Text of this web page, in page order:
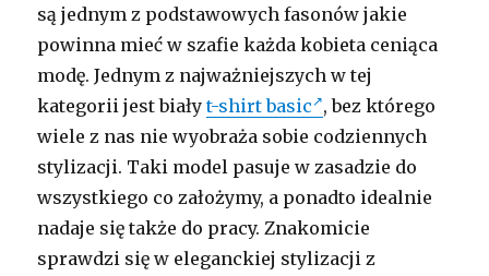
są jednym z podstawowych fasonów jakie
powinna mieć w szafie każda kobieta ceniąca
modę. Jednym z najważniejszych w tej
kategorii jest białyt-shirt basic , bez którego
wiele z nas nie wyobraża sobie codziennych
stylizacji. Taki model pasuje w zasadzie do
wszystkiego co założymy, a ponadto idealnie
nadaje się także do pracy. Znakomicie
sprawdzi się w eleganckiej stylizacji z